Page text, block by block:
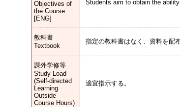
Objectives of
the Course
[ENG]
Students aim to obtain the
教科書
Textbook
指定の教科書はなく、資料を配
課外学修等
Study Load
(Self-directed
Learning
Outside
Course Hours)
適宜指示する。